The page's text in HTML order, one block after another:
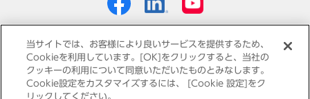
個人情報保護方針 免責事項 サイトマップ
当サイトでは、お客様により良いサービスを提供するため、
Cookieを利用しています。[OK]をクリックすると、当社の
クッキーの利用について同意いただいたものとみなします。
Cookie設定をカスタマイズするには、 [Cookie 設定]をク
リックしてください。